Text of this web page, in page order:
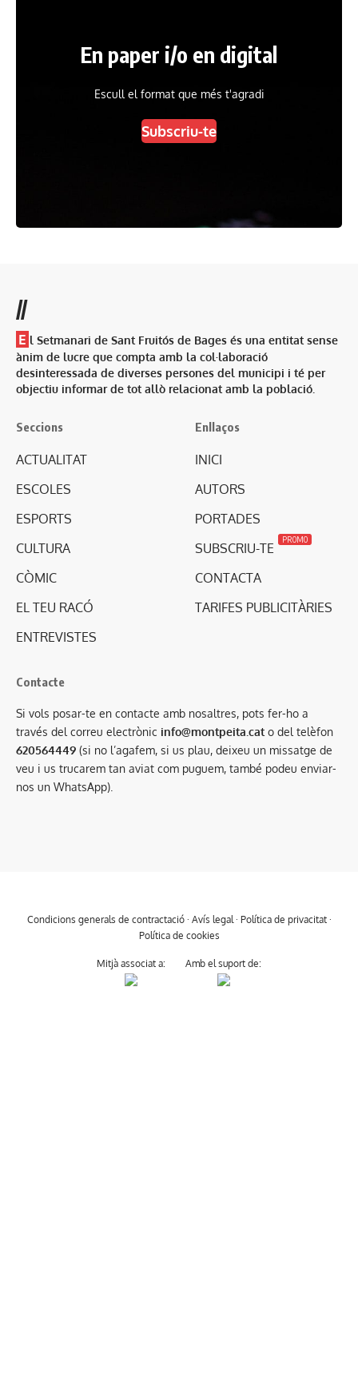
En paper i/o en digital
Escull el format que més t'agradi
Subscriu-te
//
E l Setmanari de Sant Fruitós de Bages és una entitat sense
ànim de lucre que compta amb la col·laboració
desinteressada de diverses persones del municipi i té per
objectiu informar de tot allò relacionat amb la població.
Seccions
ACTUALITAT
ESCOLES
ESPORTS
CULTURA
CÒMIC
EL TEU RACÓ
ENTREVISTES
Enllaços
INICI
AUTORS
PORTADES
SUBSCRIU-TE
PROMO
CONTACTA
TARIFES PUBLICITÀRIES
Contacte
Si vols posar-te en contacte amb nosaltres, pots fer-ho a
través del correu electrònic info@montpeita.cat o del telèfon
620564449 (si no l’agafem, si us plau, deixeu un missatge de
veu i us trucarem tan aviat com puguem, també podeu enviar-
nos un WhatsApp).
Condicions generals de contractació· Avís legal · Política de privacitat·
Política de cookies
Mitjà associat a: Amb el suport de: